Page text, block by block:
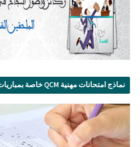
نماذج امتحانات مهنية QCM خاصة بمباريات وزارة العدل